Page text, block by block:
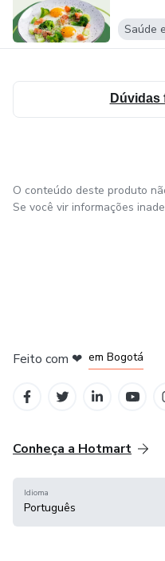
Saúde
Dúvidas
O conteúdo deste produto
Se você vir informações
Feito com ❤ em Bogotá
Conheça a Hotmart
Idioma
Português